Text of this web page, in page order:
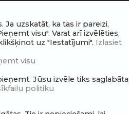
uzskatāt, ka tas ir pareizi,
visu". Varat arī izvēlēties,
uz "Iestatījumi". Izlasiet
visu
Jūsu izvēle tiks saglabāta
politiku